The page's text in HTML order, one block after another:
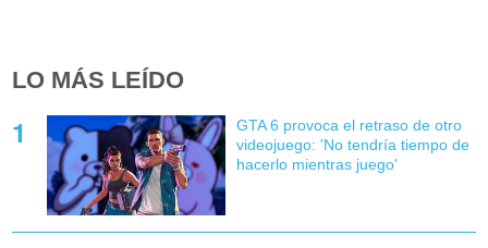
LO MÁS LEÍDO
GTA 6 provoca el retraso de otro
videojuego: 'No tendría tiempo de
hacerlo mientras juego'